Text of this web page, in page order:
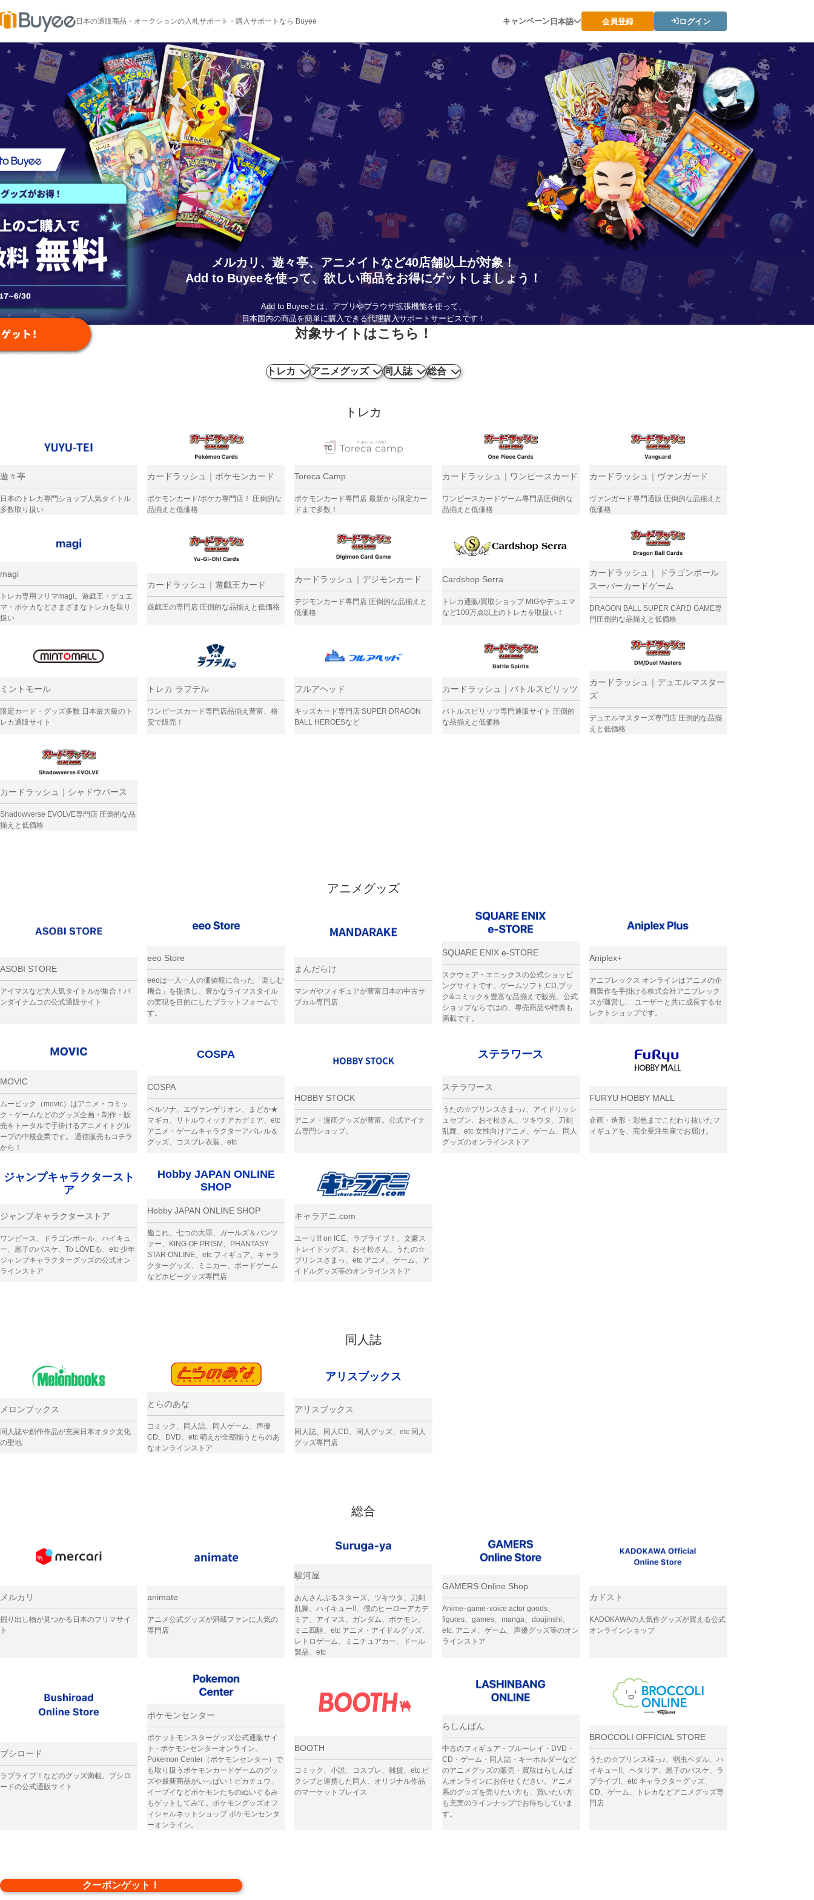
日本の通販商品・オークションの入札サポート・購入サポートなら Buyee キャンペーン日本語 会員登録 ログイン
メルカリ、遊々亭、アニメイトなど40店舗以上が対象！
Add to Buyeeを使って、 欲しい商品をお得にゲットしましょう！
Add to Buyeeとは、アプリやブラウザ拡張機能を使って、
日本国内の商品を簡単に購入できる代理購入サポートサービスです！
対象サイトはこちら！
トレカ アニメグッズ 同人誌 総合
トレカ
遊々亭
日本のトレカ専門ショップ人気タイトル
多数取り扱い
カードラッシュ｜ポケモンカード
ポケモンカード/ポケカ専門店！ 圧倒的な
品揃えと低価格
Toreca Camp
ポケモンカード専門店 最新から限定カー
ドまで多数！
カードラッシュ｜ワンピースカード
ワンピースカードゲーム専門店圧倒的な
品揃えと低価格
カードラッシュ｜ヴァンガード
ヴァンガード専門通販 圧倒的な品揃えと
低価格
magi
トレカ専用フリマmagi。遊戯王・デュエ
マ・ポケカなどさまざまなトレカを取り
扱い
カードラッシュ｜遊戯王カード
遊戯王の専門店 圧倒的な品揃えと低価格
カードラッシュ｜デジモンカード
デジモンカード専門店 圧倒的な品揃えと
低価格
Cardshop Serra
トレカ通販/買取ショップ MtGやデュエマ
など100万点以上のトレカを取扱い！
カードラッシュ｜ ドラゴンボール
スーパーカードゲーム
DRAGON BALL SUPER CARD GAME専
門圧倒的な品揃えと低価格
ミントモール
限定カード・グッズ多数 日本最大級のト
レカ通販サイト
トレカ ラフテル
ワンピースカード専門店品揃え豊富、格
安で販売！
フルアヘッド
キッズカード専門店 SUPER DRAGON
BALL HEROESなど
カードラッシュ｜バトルスピリッツ
バトルスピリッツ専門通販サイト 圧倒的
な品揃えと低価格
カードラッシュ｜デュエルマスター
ズ
デュエルマスターズ専門店 圧倒的な品揃
えと低価格
カードラッシュ｜シャドウバース
Shadowverse EVOLVE専門店 圧倒的な品
揃えと低価格
アニメグッズ
ASOBI STORE
アイマスなど大人気タイトルが集合！バ
ンダイナムコの公式通販サイト
eeo Store
eeoは一人一人の価値観に合った「楽しむ
機会」を提供し、豊かなライフスタイル
の実現を目的にしたプラットフォームで
す。
まんだらけ
マンガやフィギュアが豊富日本の中古サ
ブカル専門店
SQUARE ENIX e-STORE
スクウェア・エニックスの公式ショッピ
ングサイトです。ゲームソフト,CD,ブッ
ク&コミックを豊富な品揃えで販売。公式
ショップならではの、専売商品や特典も
満載です。
Aniplex+
アニプレックス オンラインはアニメの企
画製作を手掛ける株式会社アニプレック
スが運営し、 ユーザーと共に成長するセ
レクトショップです。
MOVIC
ムービック（movic）はアニメ・コミッ
ク・ゲームなどのグッズ企画・制作・販
売をトータルで手掛けるアニメイトグル
ープの中核企業です。 通信販売もコチラ
から！
COSPA
COSPA
ペルソナ、エヴァンゲリオン、まどか★
マギカ、リトルウィッチアカデミア、etc
アニメ・ゲームキャラクターアパレル＆
グッズ、コスプレ衣装、etc
HOBBY STOCK
アニメ・漫画グッズが豊富。公式アイテ
ム専門ショップ。
ステラワース
ステラワース
うたの☆プリンスさまっ♪、アイドリッシ
ュセブン、おそ松さん、ツキウタ、刀剣
乱舞、etc 女性向けアニメ、ゲーム、同人
グッズのオンラインストア
FURYU HOBBY MALL
企画・造形・彩色までこだわり抜いたフ
ィギュアを、完全受注生産でお届け。
ジャンプキャラクタースト
ア
ジャンプキャラクターストア
ワンピース、ドラゴンボール、ハイキュ
ー、黒子のバスケ、To LOVEる、etc 少年
ジャンプキャラクターグッズの公式オン
ラインストア
Hobby JAPAN ONLINE
SHOP
Hobby JAPAN ONLINE SHOP
艦これ、七つの大罪、ガールズ＆パンツ
ァー、KING OF PRISM、PHANTASY
STAR ONLINE、etc フィギュア、キャラ
クターグッズ、ミニカー、ボードゲーム
などホビーグッズ専門店
キャラアニ.com
ユーリ!!! on ICE、ラブライブ！、文豪ス
トレイドッグス、おそ松さん、うたの☆
プリンスさまっ、etc アニメ、ゲーム、ア
イドルグッズ等のオンラインストア
同人誌
メロンブックス
同人誌や創作作品が充実日本オタク文化
の聖地
とらのあな
コミック、同人誌、同人ゲーム、声優
CD、DVD、etc 萌えが全部揃うとらのあ
なオンラインストア
アリスブックス
アリスブックス
同人誌、同人CD、同人グッズ、etc 同人
グッズ専門店
総合
メルカリ
掘り出し物が見つかる日本のフリマサイ
ト
animate
アニメ公式グッズが満載ファンに人気の
専門店
駿河屋
あんさんぶるスターズ、ツキウタ、刀剣
乱舞、ハイキュー!!、僕のヒーローアカデ
ミア、アイマス、ガンダム、ポケモン、
ミニ四駆、etc アニメ・アイドルグッズ、
レトロゲーム、ミニチュアカー、ドール
製品、etc
GAMERS Online Shop
Anime･game･voice actor goods、
figures、games、manga、doujinshi、
etc. アニメ、ゲーム、声優グッズ等のオン
ラインストア
カドスト
KADOKAWAの人気作グッズが買える公式
オンラインショップ
ブシロード
ラブライブ！などのグッズ満載。ブシロ
ードの公式通販サイト
ポケモンセンター
ポケットモンスターグッズ公式通販サイ
ト - ポケモンセンターオンライン。
Pokemon Center（ポケモンセンター）で
も取り扱うポケモンカードゲームのグッ
ズや最新商品がいっぱい！ピカチュウ、
イーブイなどポケモンたちのぬいぐるみ
もゲットしてみて。ポケモングッズオフ
ィシャルネットショップ ポケモンセンタ
ーオンライン。
BOOTH
コミック、小説、コスプレ、雑貨、etc ピ
クシブと連携した同人、オリジナル作品
のマーケットプレイス
らしんばん
中古のフィギュア・ブルーレイ・DVD・
CD・ゲーム・同人誌・キーホルダーなど
のアニメグッズの販売・買取はらしんば
んオンラインにお任せください。アニメ
系のグッズを売りたい方も、買いたい方
も充実のラインナップでお待ちしていま
す。
BROCCOLI OFFICIAL STORE
うたの☆プリンス様っ♪、弱虫ペダル、ハ
イキュー!!、ヘタリア、黒子のバスケ、ラ
ブライブ!、etc キャラクターグッズ、
CD、ゲーム、トレカなどアニメグッズ専
門店
クーポンゲット！